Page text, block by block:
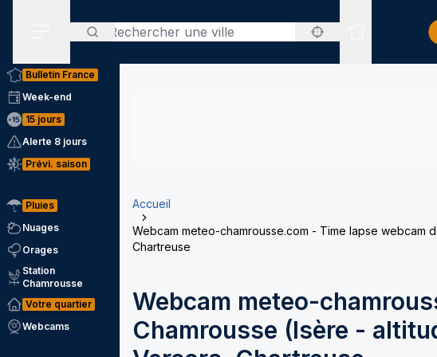
Rechercher
Sites
Bulletin France
Week-end
15 jours
Alerte 8 jours
Prévi. saison
Pluies
Nuages
Orages
Station
Chamrousse
Votre quartier
Webcams
Accueil
Webcam meteo-chamrousse.com - Time lapse webcam
Chartreuse
Webcam meteo-
Chamrousse (Isère -